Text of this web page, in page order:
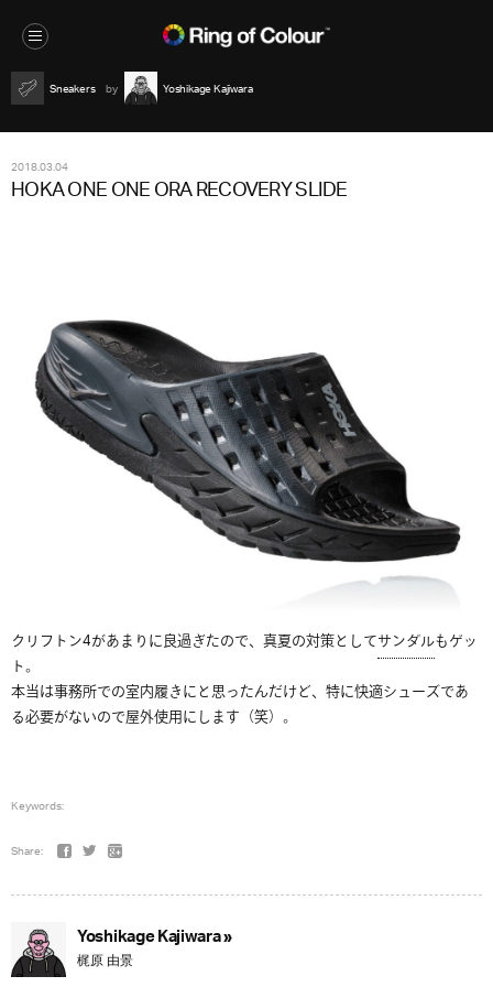
Sneakers Yoshikage Kajiwara
2018.03.04
HOKA ONE ONE ORA RECOVERY SLIDE
クリフトン4があまりに良過ぎたので、真夏の対策としてサンダルもゲッ
ト。
本当は事務所での室内履きにと思ったんだけど、特に快適シューズであ
る必要がないので屋外使用にします（笑）。
Keywords:
Share:
Yoshikage Kajiwara »
梶原 由景